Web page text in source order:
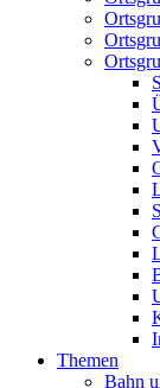
Themen
Bahn